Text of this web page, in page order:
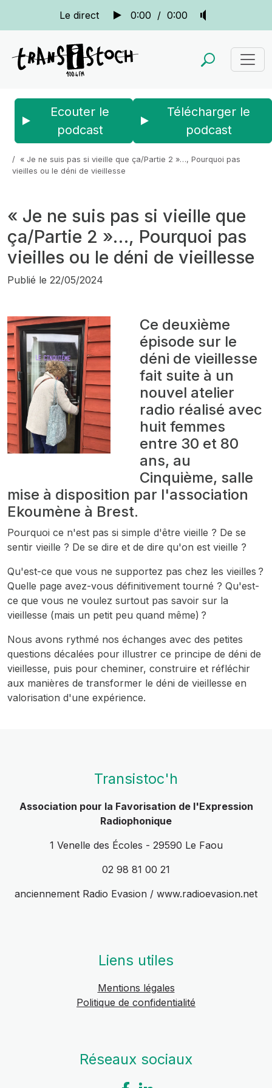
Le direct 0:00 / 0:00
Ecouter le
podcast
Télécharger le
podcast
« Je ne suis pas si vieille que ça/Partie 2 »…, Pourquoi pas
vieilles ou le déni de vieillesse
« Je ne suis pas si vieille que
ça/Partie 2 »…, Pourquoi pas
vieilles ou le déni de vieillesse
Publié le 22/05/2024
Ce deuxième
épisode sur le
déni de vieillesse
fait suite à un
nouvel atelier
radio réalisé avec
huit femmes
entre 30 et 80
ans, au
Cinquième, salle
mise à disposition par l'association
Ekoumène à Brest.
Pourquoi ce n'est pas si simple d'être vieille ? De se
sentir vieille ? De se dire et de dire qu'on est vieille ?
Qu'est-ce que vous ne supportez pas chez les vieilles ?
Quelle page avez-vous définitivement tourné ? Qu'est-
ce que vous ne voulez surtout pas savoir sur la
vieillesse (mais un petit peu quand même) ?
Nous avons rythmé nos échanges avec des petites
questions décalées pour illustrer ce principe de déni de
vieillesse, puis pour cheminer, construire et réfléchir
aux manières de transformer le déni de vieillesse en
valorisation d'une expérience.
Transistoc'h
Association pour la Favorisation de l'Expression
Radiophonique
1 Venelle des Écoles - 29590 Le Faou
02 98 81 00 21
anciennement Radio Evasion / www.radioevasion.net
Liens utiles
Mentions légales
Politique de confidentialité
Réseaux sociaux